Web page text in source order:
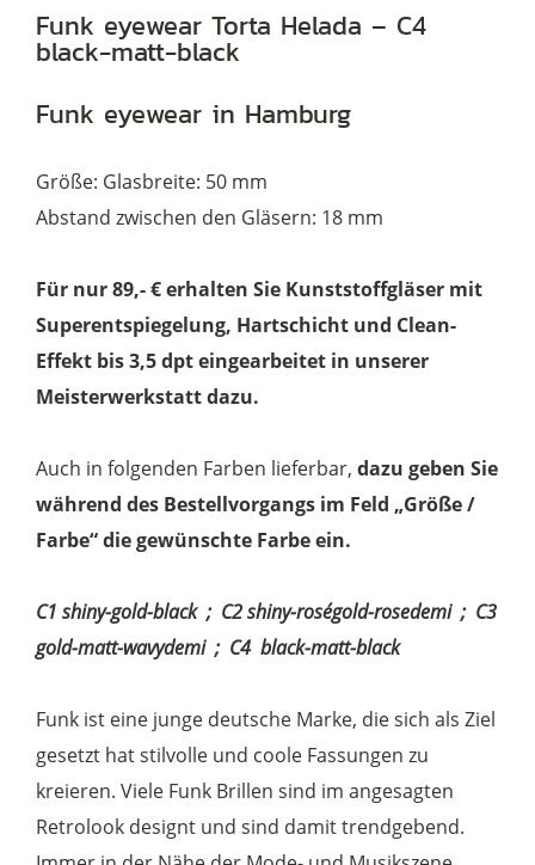
-
matt-
Funk eyewear Torta Helada – C4
black-matt-black
Funk eyewear in Hamburg
Größe: Glasbreite: 50 mm
Abstand zwischen den Gläsern: 18 mm
Für nur 89,- € erhalten Sie Kunststoffgläser mit
Superentspiegelung, Hartschicht und Clean-
Effekt bis 3,5 dpt eingearbeitet in unserer
Meisterwerkstatt dazu.
Auch in folgenden Farben lieferbar,dazu geben Sie
während des Bestellvorgangs im Feld „Größe /
Farbe“ die gewünschte Farbe ein.
C1 shiny-gold-black ; C2 shiny-roségold-rosedemi ; C3
gold-matt-wavydemi ; C4 black-matt-black
Funk ist eine junge deutsche Marke, die sich als Ziel
gesetzt hat stilvolle und coole Fassungen zu
kreieren. Viele Funk Brillen sind im angesagten
Retrolook designt und sind damit trendgebend.